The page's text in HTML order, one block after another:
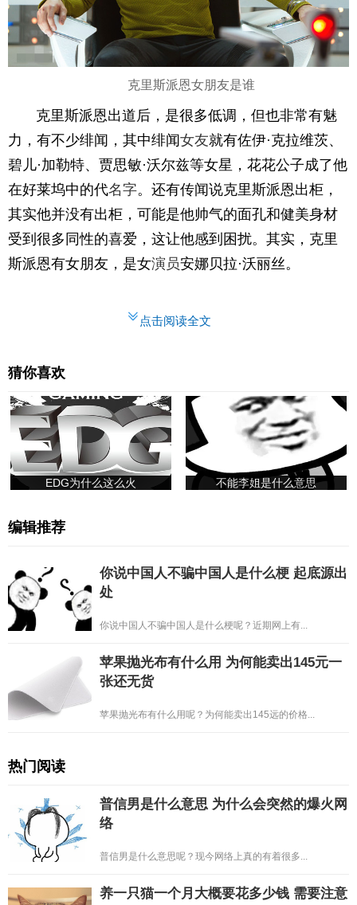
克里斯派恩女朋友是谁
克里斯派恩出道后，是很多低调，但也非常有魅
力，有不少绯闻，其中绯闻女友就有佐伊·克拉维茨、
碧儿·加勒特、贾思敏·沃尔兹等女星，花花公子成了他
在好莱坞中的代名字。还有传闻说克里斯派恩出柜，
其实他并没有出柜，可能是他帅气的面孔和健美身材
受到很多同性的喜爱，这让他感到困扰。其实，克里
斯派恩有女朋友，是女演员安娜贝拉·沃丽丝。
点击阅读全文
猜你喜欢
EDG为什么这么火 不能李姐是什么意思
编辑推荐
你说中国人不骗中国人是什么梗 起底源出
处
你说中国人不骗中国人是什么梗呢？近期网上有...
苹果抛光布有什么用 为何能卖出145元一
张还无货
苹果抛光布有什么用呢？为何能卖出145远的价格...
热门阅读
普信男是什么意思 为什么会突然的爆火网
络
普信男是什么意思呢？现今网络上真的有着很多...
养一只猫一个月大概要花多少钱 需要注意